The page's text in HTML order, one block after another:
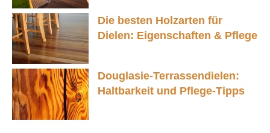
Die besten Holzarten für
Dielen: Eigenschaften & Pflege
Douglasie-Terrassendielen:
Haltbarkeit und Pflege-Tipps